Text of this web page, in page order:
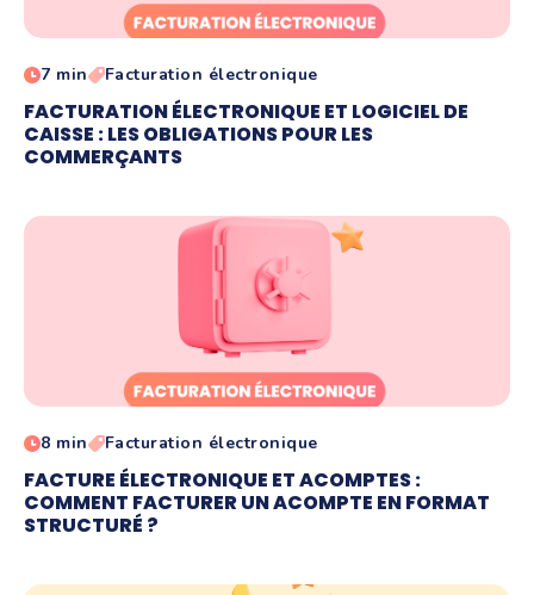
7 min Facturation électronique
FACTURATION ÉLECTRONIQUE ET LOGICIEL DE
CAISSE : LES OBLIGATIONS POUR LES
COMMERÇANTS
8 min Facturation électronique
FACTURE ÉLECTRONIQUE ET ACOMPTES :
COMMENT FACTURER UN ACOMPTE EN FORMAT
STRUCTURÉ ?